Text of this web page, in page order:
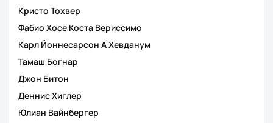
Кристо Тохвер
Фабио Хосе Коста Вериссимо
Карл Йоннесарсон А Хевданум
Тамаш Богнар
Джон Битон
Деннис Хиглер
Юлиан Вайнбергер